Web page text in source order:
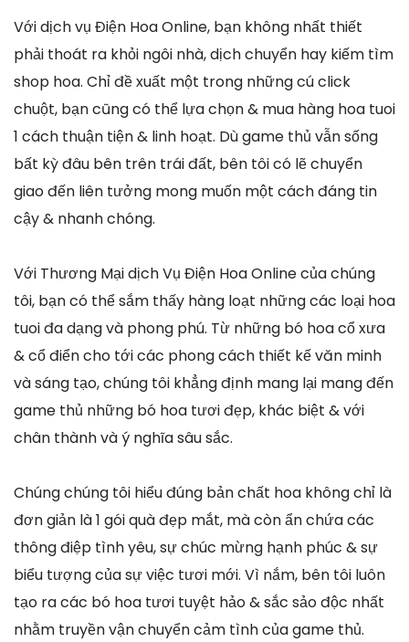
Với dịch vụ Điện Hoa Online, bạn không nhất thiết
phải thoát ra khỏi ngôi nhà, dịch chuyển hay kiếm tìm
shop hoa. Chỉ đề xuất một trong những cú click
chuột, bạn cũng có thể lựa chọn & mua hàng hoa tuoi
1 cách thuận tiện & linh hoạt. Dù game thủ vẫn sống
bất kỳ đâu bên trên trái đất, bên tôi có lẽ chuyển
giao đến liên tưởng mong muốn một cách đáng tin
cậy & nhanh chóng.
Với Thương Mại dịch Vụ Điện Hoa Online của chúng
tôi, bạn có thể sắm thấy hàng loạt những các loại hoa
tuoi đa dạng và phong phú. Từ những bó hoa cổ xưa
& cổ điển cho tới các phong cách thiết kế văn minh
và sáng tạo, chúng tôi khẳng định mang lại mang đến
game thủ những bó hoa tươi đẹp, khác biệt & với
chân thành và ý nghĩa sâu sắc.
Chúng chúng tôi hiểu đúng bản chất hoa không chỉ là
đơn giản là 1 gói quà đẹp mắt, mà còn ẩn chứa các
thông điệp tình yêu, sự chúc mừng hạnh phúc & sự
biểu tượng của sự việc tươi mới. Vì nắm, bên tôi luôn
tạo ra các bó hoa tươi tuyệt hảo & sắc sảo độc nhất
nhằm truyền vận chuyển cảm tình của game thủ.